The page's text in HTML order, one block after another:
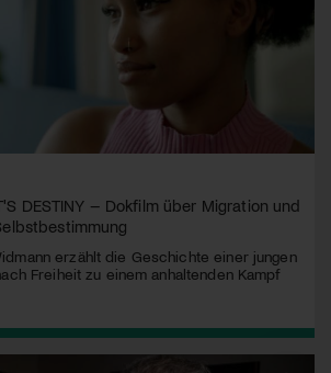
DESTINY – Dokfilm über Migration und
erzählt die Geschichte einer jungen
Freiheit zu einem anhaltenden Kampf